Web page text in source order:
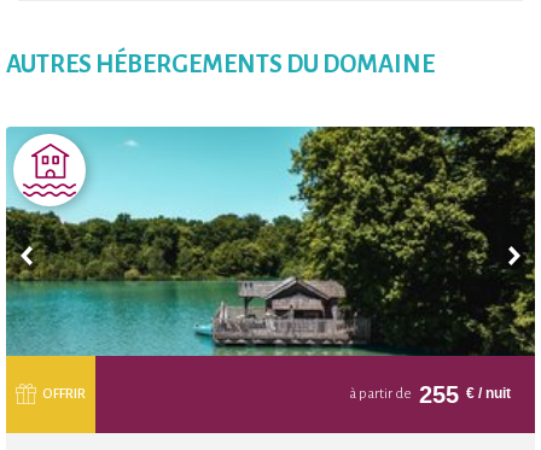
AUTRES HÉBERGEMENTS DU DOMAINE
OFFRIR à partir de 255 € / nuit